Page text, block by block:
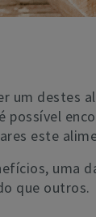
um destes
possível
este
uma
que outros.